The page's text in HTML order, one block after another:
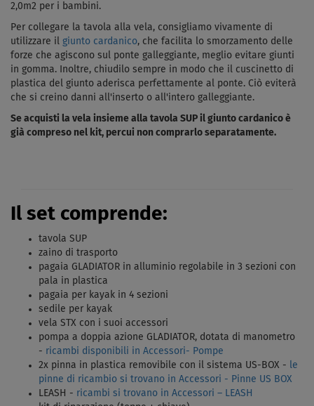
2,0m2 per i bambini.
Per collegare la tavola alla vela, consigliamo vivamente di
utilizzare il giunto cardanico, che facilita lo smorzamento delle
forze che agiscono sul ponte galleggiante, meglio evitare giunti
in gomma. Inoltre, chiudilo sempre in modo che il cuscinetto di
plastica del giunto aderisca perfettamente al ponte. Ciò eviterà
che si creino danni all'inserto o all'intero galleggiante.
Se acquisti la vela insieme alla tavola SUP il giunto cardanico è
già compreso nel kit, percui non comprarlo separatamente.
Il set comprende:
tavola SUP
zaino di trasporto
pagaia GLADIATOR in alluminio regolabile in 3 sezioni con
pala in plastica
pagaia per kayak in 4 sezioni
sedile per kayak
vela STX con i suoi accessori
pompa a doppia azione GLADIATOR, dotata di manometro
- ricambi disponibili in Accessori- Pompe
2x pinna in plastica removibile con il sistema US-BOX - le
pinne di ricambio si trovano in Accessori - Pinne US BOX
LEASH - ricambi si trovano in Accessori – LEASH